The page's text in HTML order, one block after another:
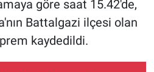
göre saat 15.42'de,
Battalgazi ilçesi olan
kaydedildi.